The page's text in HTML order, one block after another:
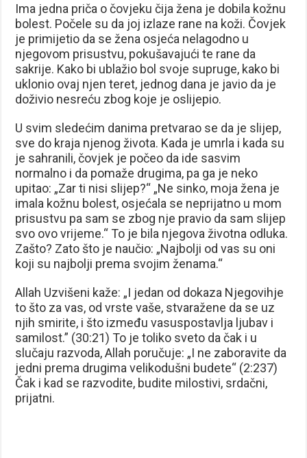
Ima jedna priča o čovjeku čija žena je dobila kožnu
bolest. Počele su da joj izlaze rane na koži. Čovjek
je primijetio da se žena osjeća nelagodno u
njegovom prisustvu, pokušavajući te rane da
sakrije. Kako bi ublažio bol svoje supruge, kako bi
uklonio ovaj njen teret, jednog dana je javio da je
doživio nesreću zbog koje je oslijepio.
U svim sledećim danima pretvarao se da je slijep,
sve do kraja njenog života. Kada je umrla i kada su
je sahranili, čovjek je počeo da ide sasvim
normalno i da pomaže drugima, pa ga je neko
upitao: „Zar ti nisi slijep?“ „Ne sinko, moja žena je
imala kožnu bolest, osjećala se neprijatno u mom
prisustvu pa sam se zbog nje pravio da sam slijep
svo ovo vrijeme.“ To je bila njegova životna odluka.
Zašto? Zato što je naučio: „Najbolji od vas su oni
koji su najbolji prema svojim ženama.“
Allah Uzvišeni kaže: „I jedan od dokaza Njegovihje
to što za vas, od vrste vaše, stvaražene da se uz
njih smirite, i što između vasuspostavlja ljubav i
samilost.” (30:21) To je toliko sveto da čak i u
slučaju razvoda, Allah poručuje: „I ne zaboravite da
jedni prema drugima velikodušni budete“ (2:237)
Čak i kad se razvodite, budite milostivi, srdačni,
prijatni.